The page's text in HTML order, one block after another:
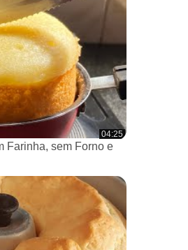
04:25
Farinha, sem Forno e